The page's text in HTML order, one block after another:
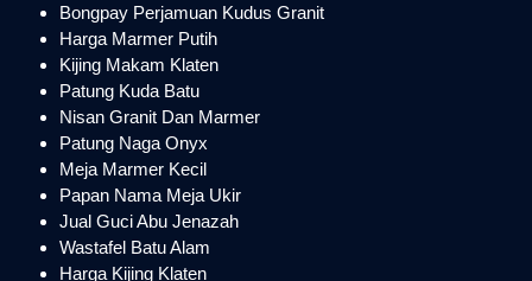
Bongpay Perjamuan Kudus Granit
Harga Marmer Putih
Kijing Makam Klaten
Patung Kuda Batu
Nisan Granit Dan Marmer
Patung Naga Onyx
Meja Marmer Kecil
Papan Nama Meja Ukir
Jual Guci Abu Jenazah
Wastafel Batu Alam
Harga Kijing Klaten